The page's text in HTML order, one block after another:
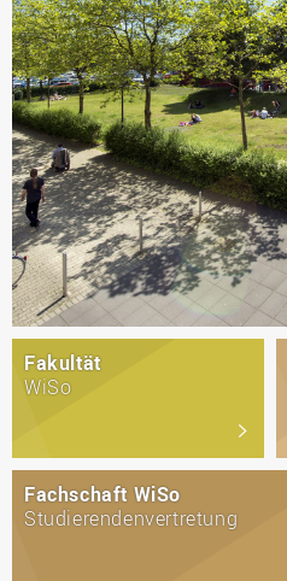
Fakultät
WiSo
Fachschaft WiSo
Studierendenvertretung